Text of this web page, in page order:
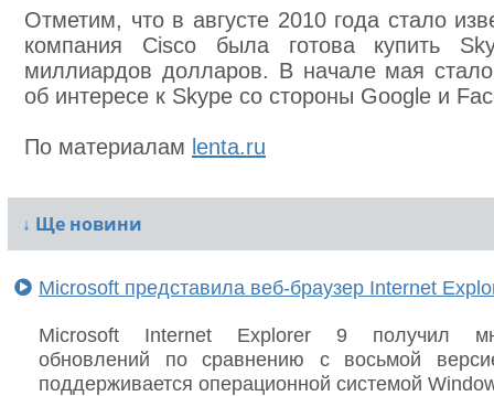
Отметим, что в августе 2010 года стало
компания Cisco была готова купить
миллиардов долларов. В начале мая стало
об интересе к Skype со стороны Google и
По материалам lenta.ru
↓ Ще новини
Microsoft представила веб-браузер Internet
Microsoft Internet Explorer 9 получил
обновлений по сравнению с восьмой
поддерживается операционной системой